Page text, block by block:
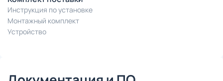
Инструкция по установке
Монтажный комплект
Устройство